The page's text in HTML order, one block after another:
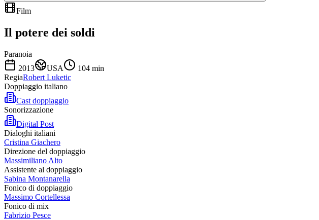
Film
Il potere dei soldi
Paranoia
2013
USA 104 min
RegiaRobert Luketic
Doppiaggio italiano
Cast doppiaggio
Sonorizzazione
Digital Post
Dialoghi italiani
Cristina Giachero
Direzione del doppiaggio
Massimiliano Alto
Assistente al doppiaggio
Sabina Montanarella
Fonico di doppiaggio
Massimo Cortellessa
Fonico di mix
Fabrizio Pesce